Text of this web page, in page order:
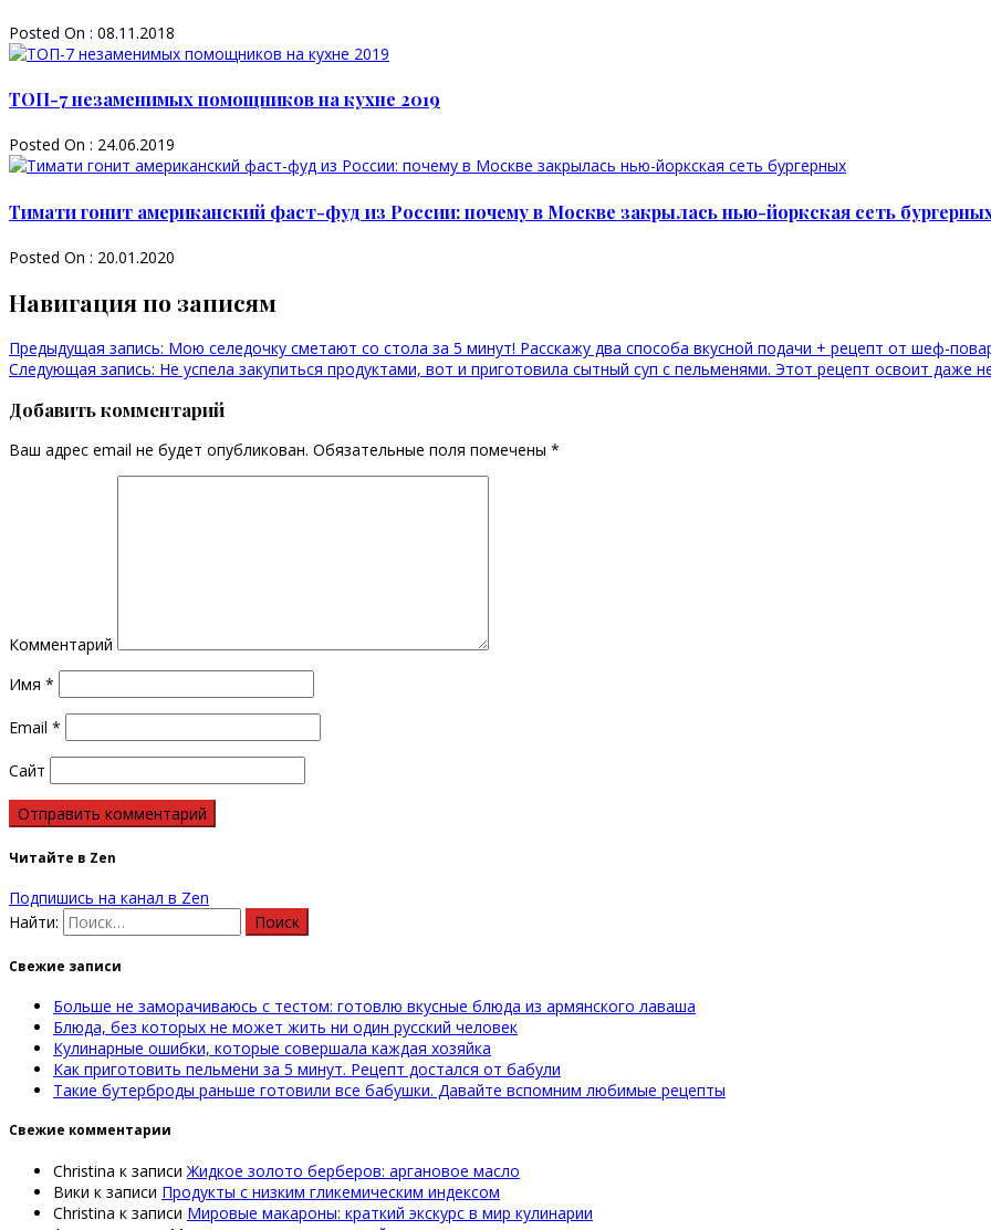
Posted On : 08.11.2018
ТОП-7 незаменимых помощников на кухне 2019
Posted On : 24.06.2019
Тимати гонит американский фаст-фуд из России: почему в Москве закрылась нью-йоркская сеть
Posted On : 20.01.2020
Навигация по записям
Предыдущая запись: Мою селедочку сметают со стола за 5 минут! Расскажу два способа вкусной подачи + рецепт от шеф-
Следующая запись: Не успела закупиться продуктами, вот и приготовила сытный суп с пельменями. Этот рецепт освоит даже
Добавить комментарий
Ваш адрес email не будет опубликован. Обязательные поля помечены *
Комментарий
Имя *
Email *
Сайт
Читайте в Zen
Подпишись на канал в Zen
Найти:
Свежие записи
Больше не заморачиваюсь с тестом: готовлю вкусные блюда из армянского лаваша
Блюда, без которых не может жить ни один русский человек
Кулинарные ошибки, которые совершала каждая хозяйка
Как приготовить пельмени за 5 минут. Рецепт достался от бабули
Такие бутерброды раньше готовили все бабушки. Давайте вспомним любимые рецепты
Свежие комментарии
Christina к записи Жидкое золото берберов: аргановое масло
Вики к записи Продукты с низким гликемическим индексом
Christina к записи Мировые макароны: краткий экскурс в мир кулинарии